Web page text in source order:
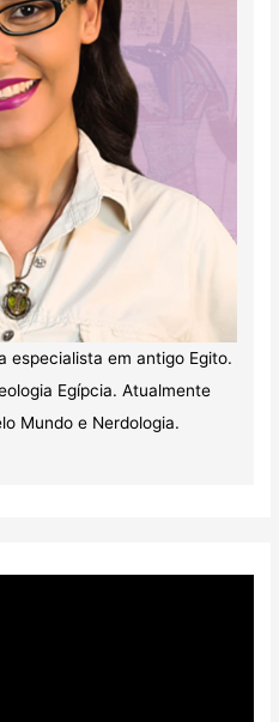
especialista em antigo Egito.
Egípcia. Atualmente
Mundo e Nerdologia.